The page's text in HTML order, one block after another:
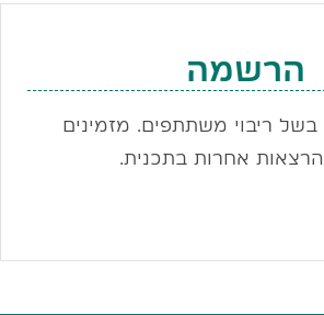
הרשמה
ריבוי משתתפים. מזמינים
אחרות בתכנית.